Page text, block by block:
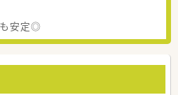
も安定◎